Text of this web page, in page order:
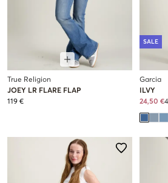
True Religion
JOEY LR FLARE FLAP
119 €
SALE
Garcia
ILVY
24,50 €